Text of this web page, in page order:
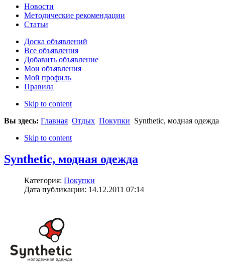
Новости
Методические рекомендации
Статьи
Доска объявлений
Все объявления
Добавить объявление
Мои объявления
Мой профиль
Правила
Skip to content
Вы здесь: Главная Отдых Покупки Synthetic, модная одежда
Skip to content
Synthetic, модная одежда
Категория: Покупки
Дата публикации: 14.12.2011 07:14